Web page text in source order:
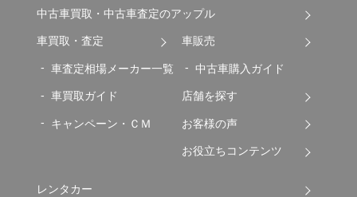
中古車買取・中古車査定のアップル
車買取・査定
車査定相場メーカー一覧
車買取ガイド
キャンペーン・ＣＭ
車販売
中古車購入ガイド
店舗を探す
お客様の声
お役立ちコンテンツ
レンタカー